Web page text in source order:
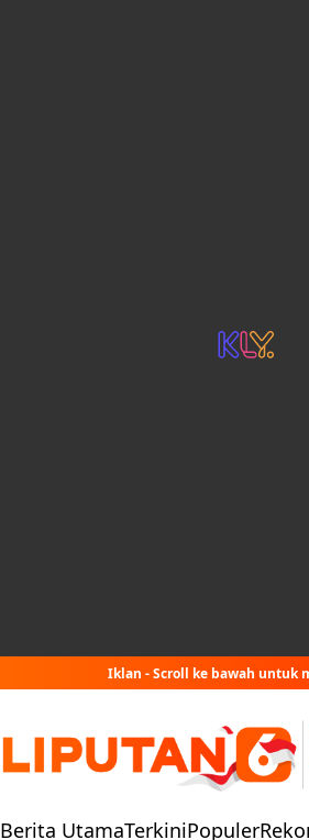
Iklan - Scroll ke bawah untuk
Berita UtamaTerkiniPopuler